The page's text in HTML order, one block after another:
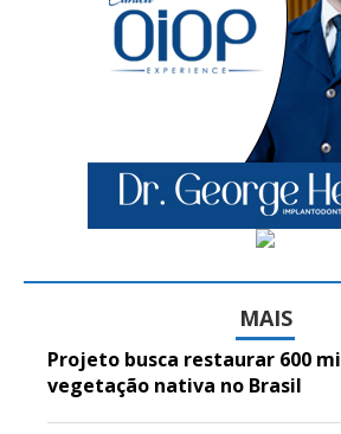
MAIS
Projeto busca restaurar 600
vegetação nativa no Brasil